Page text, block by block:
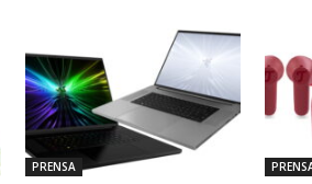
PRENSA